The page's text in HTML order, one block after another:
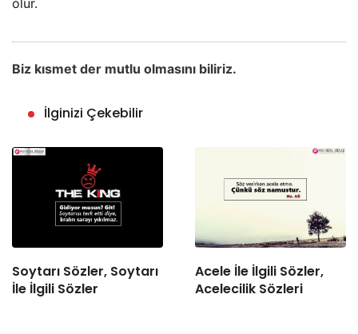
Biz kısmet der mutlu olmasını biliriz.
İlginizi Çekebilir
Soytarı Sözler, Soytarı
İle İlgili Sözler
Acele İle İlgili Sözler,
Acelecilik Sözleri